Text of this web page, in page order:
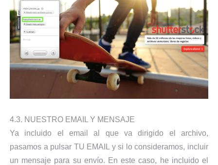
4.3. NUESTRO EMAIL Y MENSAJE
Ya incluido el email al que va dirigido el archivo,
pasamos a pulsar TU EMAIL y si lo consideramos, incluir
un mensaje para su envío. En este caso, he incluido el